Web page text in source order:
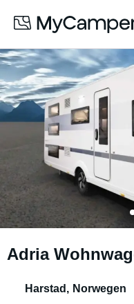
Adria
Harstad , Norwegen